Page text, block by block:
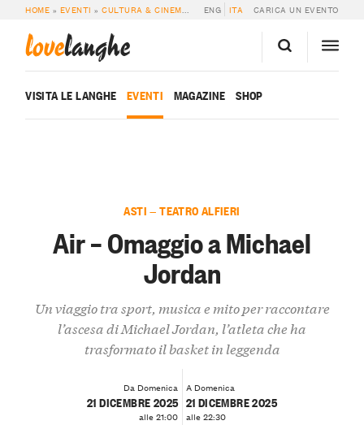
HOME » EVENTI »CULTURA & CINEMA » AIR – OMAGGIO A MICHAEL JORDAN
ENG ITA CARICA UN EVENTO
lovelanghe
VISITA LE LANGHE EVENTI MAGAZINE SHOP
ASTI — TEATRO ALFIERI
Air – Omaggio a Michael
Jordan
Un viaggio tra sport, musica e mito per raccontare
l’ascesa di Michael Jordan, l’atleta che ha
trasformato il basket in leggenda
Da Domenica
21 DICEMBRE 2025
alle 21:00
A Domenica
21 DICEMBRE 2025
alle 22:30